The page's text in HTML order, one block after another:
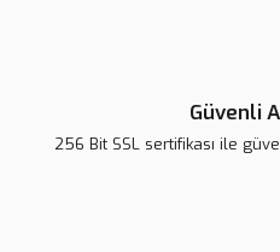
Güvenli
256 Bit SSL sertifikası ile